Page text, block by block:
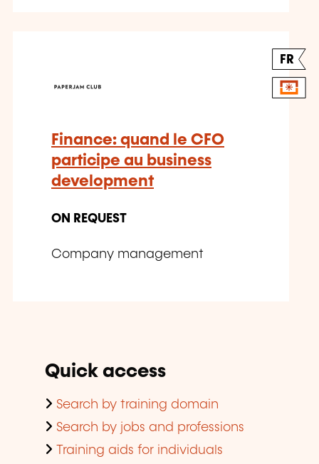
FR
Finance: quand le CFO
participe au business
development
ON REQUEST
Company management
Quick access
Search by training domain
Search by jobs and professions
Training aids for individuals